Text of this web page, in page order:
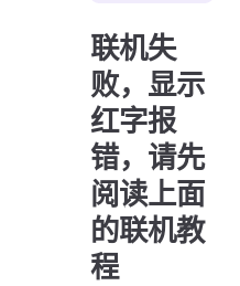
联机失
败，显示
红字报
错，请先
阅读上面
的联机教
程